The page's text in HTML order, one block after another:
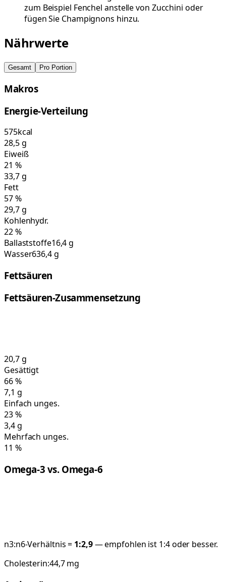
zum Beispiel Fenchel anstelle von Zucchini oder
fügen Sie Champignons hinzu.
Nährwerte
Gesamt Pro Portion
Makros
Energie-Verteilung
575kcal
28,5g
Eiweiß
21 %
33,7g
Fett
57%
29,7g
Kohlenhydr.
22%
Ballaststoffe16,4 g
Wasser636,4 g
Fettsäuren
Fettsäuren-Zusammensetzung
20,7g
Gesättigt
66%
7,1 g
Einfach unges.
23%
3,4g
Mehrfach unges.
11 %
Omega-3 vs. Omega-6
n3:n6-Verhältnis = 1:2,9— empfohlen ist 1:4 oder besser.
Cholesterin:44,7mg